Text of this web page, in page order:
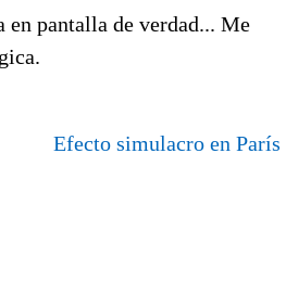
en pantalla de verdad... Me
Efecto simulacro en París